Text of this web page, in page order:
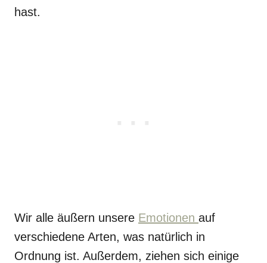
hast.
Wir alle äußern unsere Emotionen auf
verschiedene Arten, was natürlich in
Ordnung ist. Außerdem, ziehen sich einige